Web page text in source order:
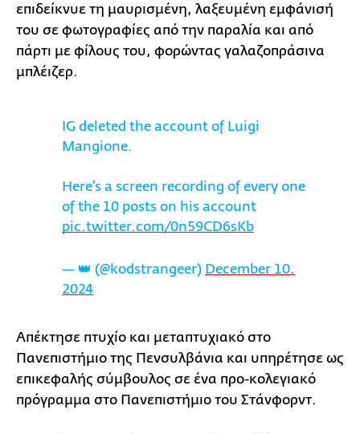
επιδείκνυε τη μαυρισμένη, λαξευμένη εμφάνισή
του σε φωτογραφίες από την παραλία και από
πάρτι με φίλους του, φορώντας γαλαζοπράσινα
μπλέιζερ.
IG deleted the account of Luigi
Mangione.
Here’s a screen recording of every one
of the 10 posts on his account
pic.twitter.com/0n59CD6sKb
— 👑 (@kodstrangeer) December 10,
2024
Απέκτησε πτυχίο και μεταπτυχιακό στο
Πανεπιστήμιο της Πενσυλβάνια και υπηρέτησε ως
επικεφαλής σύμβουλος σε ένα προ-κολεγιακό
πρόγραμμα στο Πανεπιστήμιο του Στάνφορντ.